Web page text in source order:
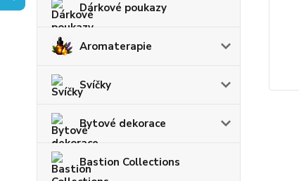
Dárkové poukazy
Aromaterapie
Svíčky
Bytové dekorace
Bastion Collections